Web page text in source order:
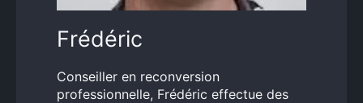
Frédéric
Conseiller en reconversion
professionnelle, Frédéric effectue des